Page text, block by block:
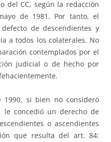
del CC, según la redacción
de 1981. Por tanto, el
de descendientes y
a todos los colaterales. No
contemplados por el
judicial o de hecho por
si bien no consideró
le concedió un derecho de
o ascendientes
que resulta del art. 84: